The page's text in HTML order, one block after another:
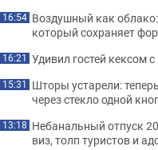
16:54 Воздушный как
который сохраняет
16:21 Удивил гостей кексом
15:31 Шторы устарели:
через стекло одной
13:18 Небанальный отпуск
виз, толп туристов и